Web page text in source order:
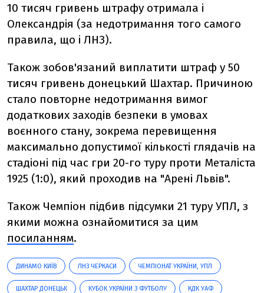
10 тисяч гривень штрафу отримала і
Олександрія (за недотримання того самого
правила, що і ЛНЗ).
Також зобов'язаний виплатити штраф у 50
тисяч гривень донецький Шахтар. Причиною
стало повторне недотримання вимог
додаткових заходів безпеки в умовах
воєнного стану, зокрема перевищення
максимально допустимої кількості глядачів на
стадіоні під час гри 20-го туру проти Металіста
1925 (1:0), який проходив на "Арені Львів".
Також Чемпіон підбив підсумки 21 туру УПЛ, з
якими можна ознайомитися за цим
посиланням.
ДИНАМО КИЇВ ЛНЗ ЧЕРКАСИ ЧЕМПІОНАТ УКРАЇНИ, УПЛ
ШАХТАР ДОНЕЦЬК КУБОК УКРАЇНИ З ФУТБОЛУ КДК УАФ